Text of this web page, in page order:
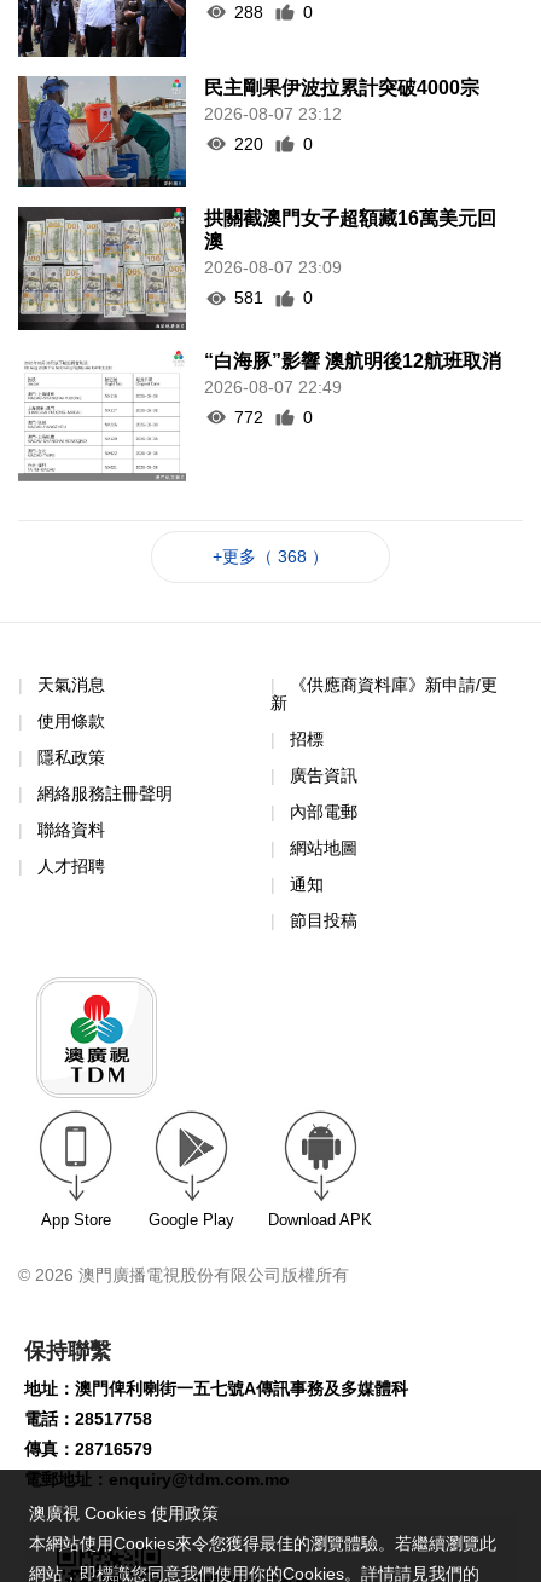
288
0
民主剛果伊波拉累計突破4000宗
2026-08-07 23:12
220
0
拱關截澳門女子超額藏16萬美元回
澳
2026-08-07 23:09
581
0
“白海豚”影響 澳航明後12航班取消
2026-08-07 22:49
772
0
+更多（ 368 ）
天氣消息
使用條款
隱私政策
網絡服務註冊聲明
聯絡資料
人才招聘
《供應商資料庫》新申請/更
新
招標
廣告資訊
內部電郵
網站地圖
通知
節目投稿
App Store Google Play Download APK
© 2026 澳門廣播電視股份有限公司版權所有
保持聯繫
地址：澳門俾利喇街一五七號A傳訊事務及多媒體科
電話：28517758
傳真：28716579
電郵地址： enquiry@tdm.com.mo
澳廣視 Cookies 使用政策
本網站使用Cookies來令您獲得最佳的瀏覽體驗。若繼續瀏覽此
網站，即標識您同意我們使用你的Cookies。詳情請見我們的